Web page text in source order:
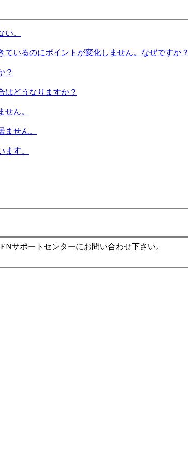
。
いるのにポイントが変化しません。なぜですか？
？
はどうなりますか？
ん。
せん。
す。
サポートセンターにお問い合わせ下さい。